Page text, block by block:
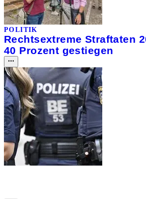
POLITIK
Rechtsextreme Straftaten
40 Prozent gestiegen